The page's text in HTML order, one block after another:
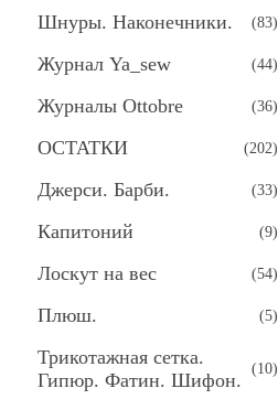
Шнуры. Наконечники. (83)
Журнал Ya_sew (44)
Журналы Ottobre (36)
ОСТАТКИ (202)
Джерси. Барби. (33)
Капитоний (9)
Лоскут на вес (54)
Плюш. (5)
Трикотажная сетка.
Гипюр. Фатин. Шифон.
(10)